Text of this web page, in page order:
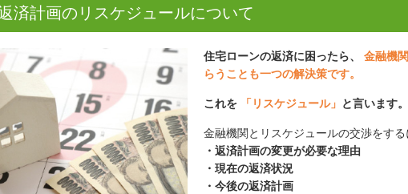
済計画のリスケジュールについて
住宅ローンの返済に困ったら、
金融機
らうことも一つの解決策です。
これを 「リスケジュール」 と言います。
金融機関とリスケジュールの交渉をする
・返済計画の変更が必要な理由
・現在の返済状況
・今後の返済計画